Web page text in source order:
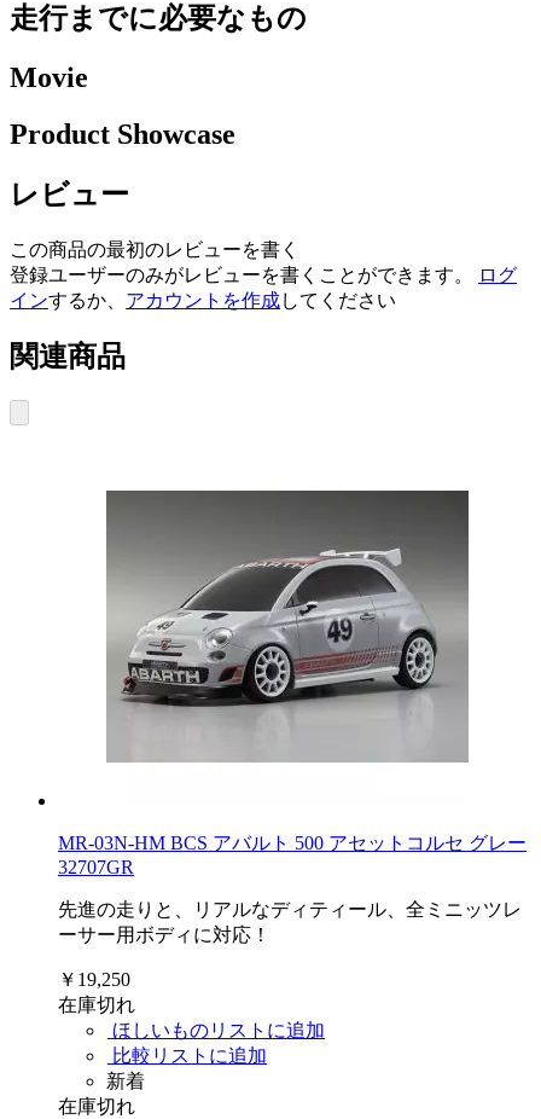
走行までに必要なもの
Movie
Product Showcase
レビュー
この商品の最初のレビューを書く
登録ユーザーのみがレビューを書くことができます。
ログ
インするか、 アカウントを作成してください
関連商品
MR-03N-HM BCS アバルト 500 アセットコルセ グレー
32707GR
先進の走りと、リアルなディティール、全ミニッツレ
ーサー用ボディに対応！
￥19,250
在庫切れ
ほしいものリストに追加
比較リストに追加
新着
在庫切れ